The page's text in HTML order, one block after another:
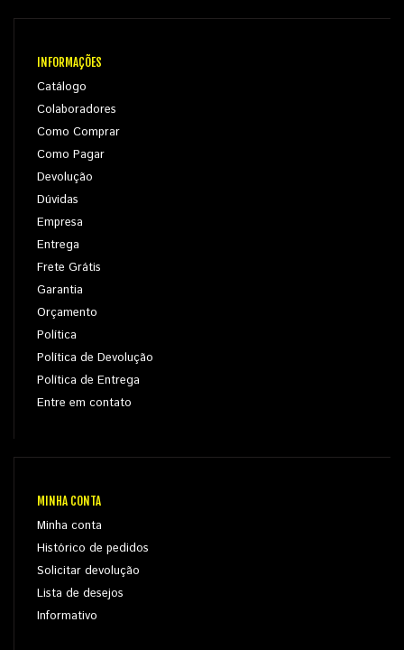
INFORMAÇÕES
Catálogo
Colaboradores
Como Comprar
Como Pagar
Devolução
Dúvidas
Empresa
Entrega
Frete Grátis
Garantia
Orçamento
Política
Política de Devolução
Política de Entrega
Entre em contato
MINHA CONTA
Minha conta
Histórico de pedidos
Solicitar devolução
Lista de desejos
Informativo